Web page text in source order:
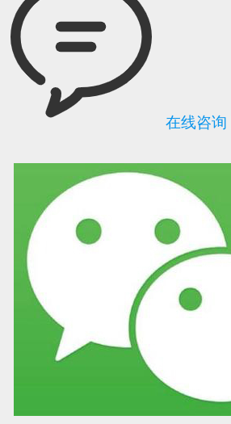
可信网站信用评 网络警察提醒你
在线咨询